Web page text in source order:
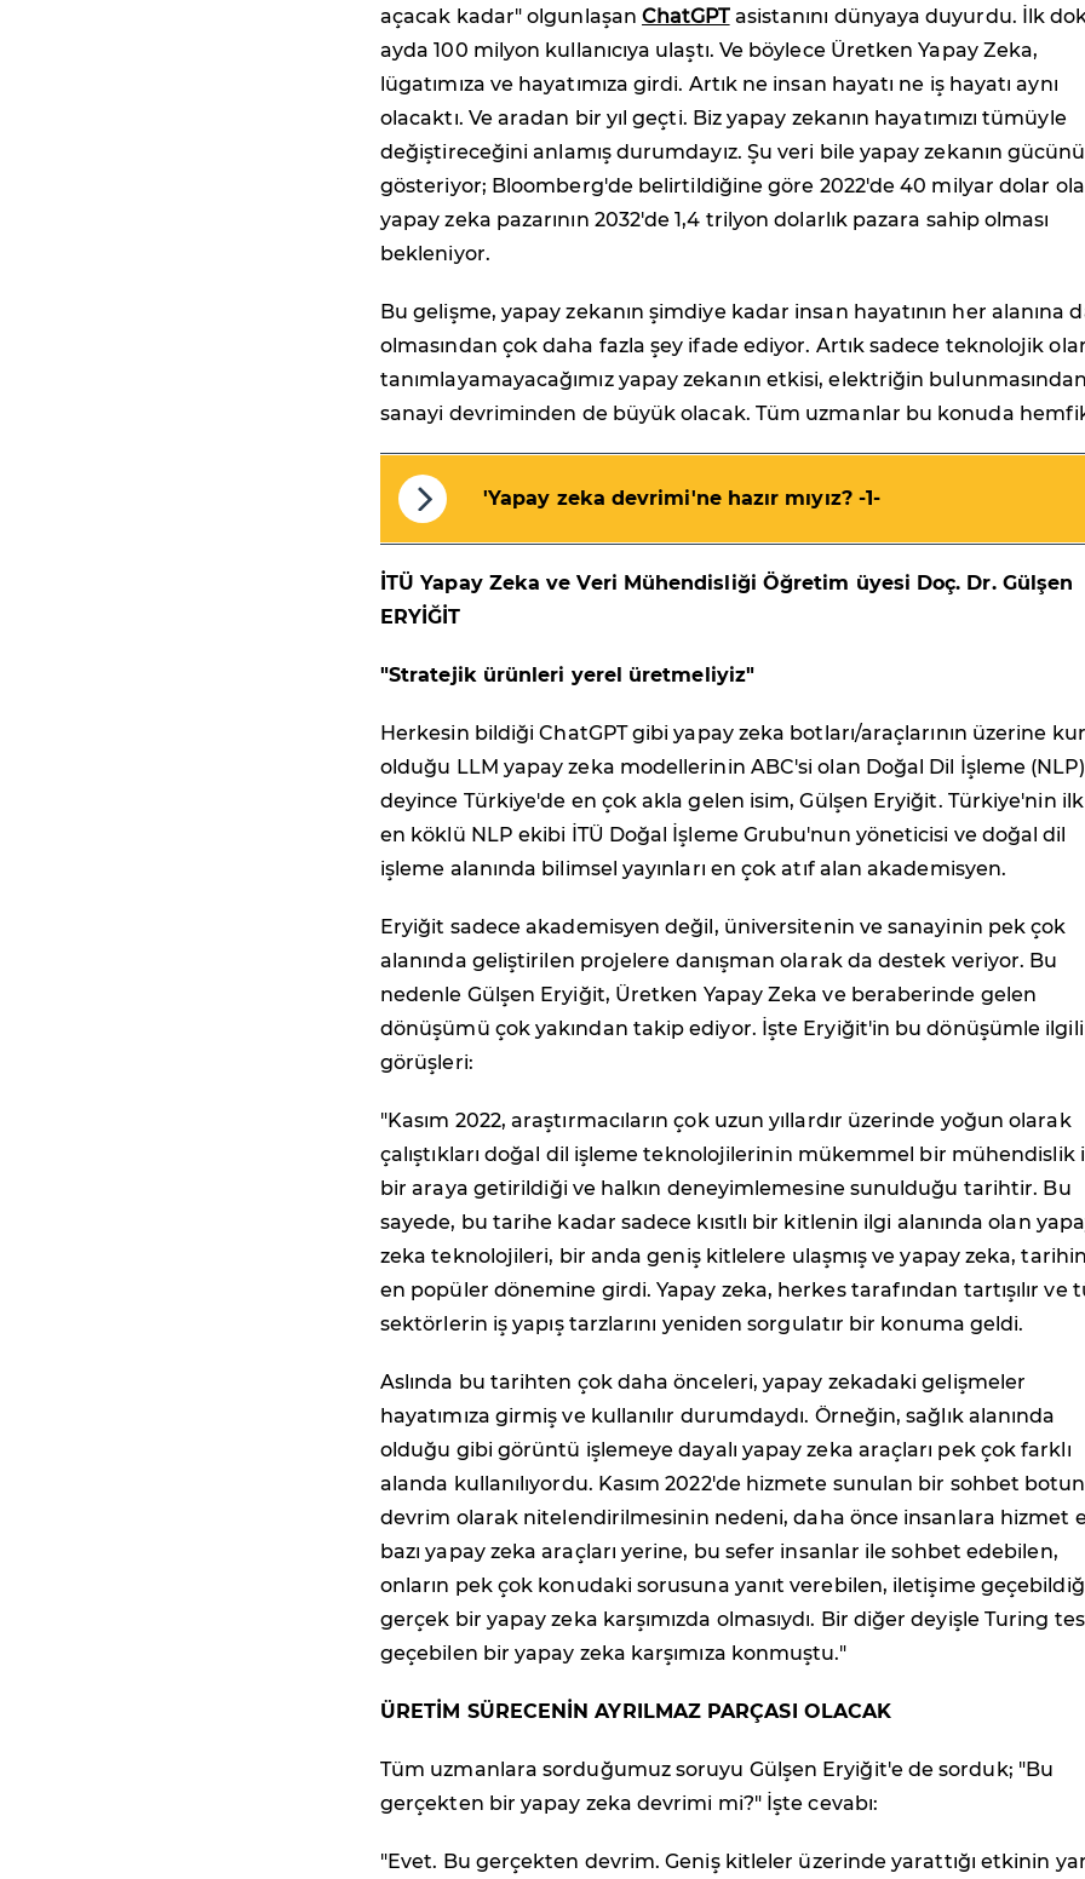
açacak kadar" olgunlaşanChatGPTasistanını dünyaya duyurdu. İlk
ayda 100 milyon kullanıcıya ulaştı. Ve böylece Üretken Yapay Zeka,
lügatımıza ve hayatımıza girdi. Artık ne insan hayatı ne iş hayatı aynı
olacaktı. Ve aradan bir yıl geçti. Biz yapay zekanın hayatımızı tümüyle
değiştireceğini anlamış durumdayız. Şu veri bile yapay zekanın gücünü
gösteriyor; Bloomberg'de belirtildiğine göre 2022'de 40 milyar dolar
yapay zeka pazarının 2032'de 1,4 trilyon dolarlık pazara sahip olması
bekleniyor.
Bu gelişme, yapay zekanın şimdiye kadar insan hayatının her alanına
olmasından çok daha fazla şey ifade ediyor. Artık sadece teknolojik
tanımlayamayacağımız yapay zekanın etkisi, elektriğin
sanayi devriminden de büyük olacak. Tüm uzmanlar bu konuda
'Yapay zeka devrimi'ne hazır mıyız? -1-
İTÜ Yapay Zeka ve Veri Mühendisliği Öğretim üyesi Doç. Dr. Gülşen
ERYİĞİT
"Stratejik ürünleri yerel üretmeliyiz"
Herkesin bildiği ChatGPT gibi yapay zeka botları/araçlarının üzerine
olduğu LLM yapay zeka modellerinin ABC'si olan Doğal Dil İşleme (NLP)
deyince Türkiye'de en çok akla gelen isim, Gülşen Eryiğit. Türkiye'nin
en köklü NLP ekibi İTÜ Doğal İşleme Grubu'nun yöneticisi ve doğal dil
işleme alanında bilimsel yayınları en çok atıf alan akademisyen.
Eryiğit sadece akademisyen değil, üniversitenin ve sanayinin pek çok
alanında geliştirilen projelere danışman olarak da destek veriyor. Bu
nedenle Gülşen Eryiğit, Üretken Yapay Zeka ve beraberinde gelen
dönüşümü çok yakından takip ediyor. İşte Eryiğit'in bu dönüşümle ilgili
görüşleri:
"Kasım 2022, araştırmacıların çok uzun yıllardır üzerinde yoğun olarak
çalıştıkları doğal dil işleme teknolojilerinin mükemmel bir mühendislik
bir araya getirildiği ve halkın deneyimlemesine sunulduğu tarihtir. Bu
sayede, bu tarihe kadar sadece kısıtlı bir kitlenin ilgi alanında olan
zeka teknolojileri, bir anda geniş kitlelere ulaşmış ve yapay zeka,
en popüler dönemine girdi. Yapay zeka, herkes tarafından tartışılır ve
sektörlerin iş yapış tarzlarını yeniden sorgulatır bir konuma geldi.
Aslında bu tarihten çok daha önceleri, yapay zekadaki gelişmeler
hayatımıza girmiş ve kullanılır durumdaydı. Örneğin, sağlık alanında
olduğu gibi görüntü işlemeye dayalı yapay zeka araçları pek çok farklı
alanda kullanılıyordu. Kasım 2022'de hizmete sunulan bir sohbet
devrim olarak nitelendirilmesinin nedeni, daha önce insanlara hizmet
bazı yapay zeka araçları yerine, bu sefer insanlar ile sohbet edebilen,
onların pek çok konudaki sorusuna yanıt verebilen, iletişime
gerçek bir yapay zeka karşımızda olmasıydı. Bir diğer deyişle Turing
geçebilen bir yapay zeka karşımıza konmuştu."
ÜRETİM SÜRECENİN AYRILMAZ PARÇASI OLACAK
Tüm uzmanlara sorduğumuz soruyu Gülşen Eryiğit'e de sorduk; "Bu
gerçekten bir yapay zeka devrimi mi?" İşte cevabı:
"Evet. Bu gerçekten devrim. Geniş kitleler üzerinde yarattığı etkinin